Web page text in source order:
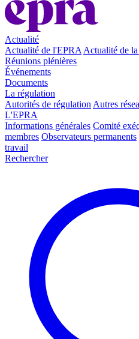
Actualité
Actualité de l'EPRA Actualité de
Réunions plénières
Événements
Documents
La régulation
Autorités de régulation Autres
L'EPRA
Informations générales Comité
membres Observateurs permanents
travail
Rechercher